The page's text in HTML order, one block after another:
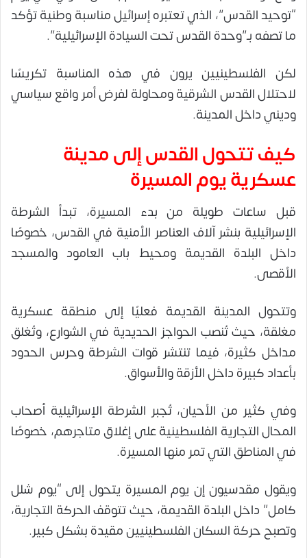
“توحيد القدس”، الذي تعتبره إسرائيل مناسبة وطنية تؤكد
ما تصفه بـ”وحدة القدس تحت السيادة الإسرائيلية”.
لكن الفلسطينيين يرون في هذه المناسبة تكريسًا
لاحتلال القدس الشرقية ومحاولة لفرض أمر واقع سياسي
وديني داخل المدينة.
كيف تتحول القدس إلى مدينة
عسكرية يوم المسيرة
قبل ساعات طويلة من بدء المسيرة، تبدأ الشرطة
الإسرائيلية بنشر آلاف العناصر الأمنية في القدس، خصوصًا
داخل البلدة القديمة ومحيط باب العامود والمسجد
الأقصى.
وتتحول المدينة القديمة فعليًا إلى منطقة عسكرية
مغلقة، حيث تُنصب الحواجز الحديدية في الشوارع، وتُغلق
مداخل كثيرة، فيما تنتشر قوات الشرطة وحرس الحدود
بأعداد كبيرة داخل الأزقة والأسواق.
وفي كثير من الأحيان، تُجبر الشرطة الإسرائيلية أصحاب
المحال التجارية الفلسطينية على إغلاق متاجرهم، خصوصًا
في المناطق التي تمر منها المسيرة.
ويقول مقدسيون إن يوم المسيرة يتحول إلى “يوم شلل
كامل” داخل البلدة القديمة، حيث تتوقف الحركة التجارية،
وتصبح حركة السكان الفلسطينيين مقيدة بشكل كبير.